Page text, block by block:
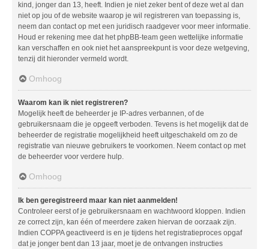
kind, jonger dan 13, heeft. Indien je niet zeker bent of deze wet al dan
niet op jou of de website waarop je wil registreren van toepassing is,
neem dan contact op met een juridisch raadgever voor meer informatie.
Houd er rekening mee dat het phpBB-team geen wettelijke informatie
kan verschaffen en ook niet het aanspreekpunt is voor deze wetgeving,
tenzij dit hieronder vermeld wordt.
Omhoog
Waarom kan ik niet registreren?
Mogelijk heeft de beheerder je IP-adres verbannen, of de
gebruikersnaam die je opgeeft verboden. Tevens is het mogelijk dat de
beheerder de registratie mogelijkheid heeft uitgeschakeld om zo de
registratie van nieuwe gebruikers te voorkomen. Neem contact op met
de beheerder voor verdere hulp.
Omhoog
Ik ben geregistreerd maar kan niet aanmelden!
Controleer eerst of je gebruikersnaam en wachtwoord kloppen. Indien
ze correct zijn, kan één of meerdere zaken hiervan de oorzaak zijn.
Indien COPPA geactiveerd is en je tijdens het registratieproces opgaf
dat je jonger bent dan 13 jaar, moet je de ontvangen instructies